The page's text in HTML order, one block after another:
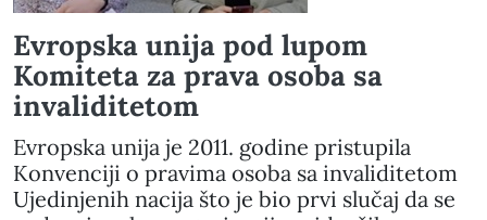
Evropska unija pod lupom
Komiteta za prava osoba sa
invaliditetom
Evropska unija je 2011. godine pristupila
Konvenciji o pravima osoba sa invaliditetom
Ujedinjenih nacija što je bio prvi slučaj da se